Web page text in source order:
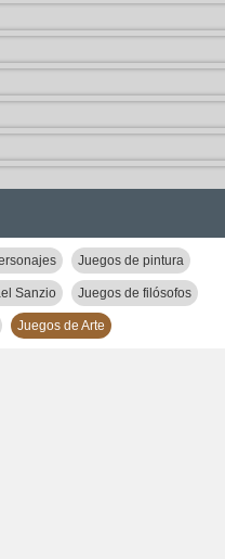
Juegos de pintura
Sanzio Juegos de filósofos
Juegos de Arte